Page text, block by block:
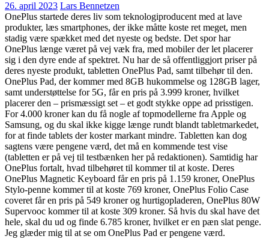
26. april 2023 Lars Bennetzen
OnePlus startede deres liv som teknologiproducent med at lave
produkter, læs smartphones, der ikke måtte koste ret meget, men
stadig være spækket med det nyeste og bedste. Det spor har
OnePlus længe været på vej væk fra, med mobiler der let placerer
sig i den dyre ende af spektret. Nu har de så offentliggjort priser på
deres nyeste produkt, tabletten OnePlus Pad, samt tilbehør til den.
OnePlus Pad, der kommer med 8GB hukommelse og 128GB lager,
samt understøttelse for 5G, får en pris på 3.999 kroner, hvilket
placerer den – prismæssigt set – et godt stykke oppe ad prisstigen.
For 4.000 kroner kan du få nogle af topmodellerne fra Apple og
Samsung, og du skal ikke kigge længe rundt blandt tabletmarkedet,
for at finde tablets der koster markant mindre. Tabletten kan dog
sagtens være pengene værd, det må en kommende test vise
(tabletten er på vej til testbænken her på redaktionen). Samtidig har
OnePlus fortalt, hvad tilbehøret til kommer til at koste. Deres
OnePlus Magnetic Keyboard får en pris på 1.159 kroner, OnePlus
Stylo-penne kommer til at koste 769 kroner, OnePlus Folio Case
coveret får en pris på 549 kroner og hurtigopladeren, OnePlus 80W
Supervooc kommer til at koste 309 kroner. Så hvis du skal have det
hele, skal du ud og finde 6.785 kroner, hvilket er en pæn slat penge.
Jeg glæder mig til at se om OnePlus Pad er pengene værd.